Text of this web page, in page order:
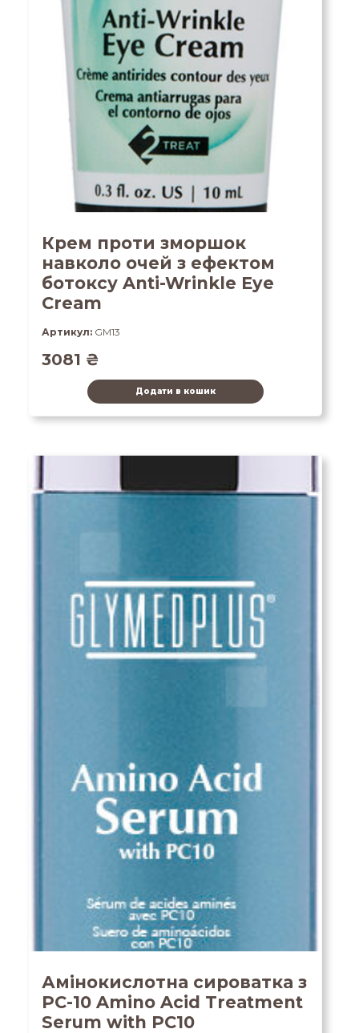
Крем проти зморшок
навколо очей з ефектом
ботоксу Anti-Wrinkle Eye
Cream
Артикул: GM13
3081 ₴
Додати в кошик
Амінокислотна сироватка з
PC-10 Amino Acid Treatment
Serum with PC10